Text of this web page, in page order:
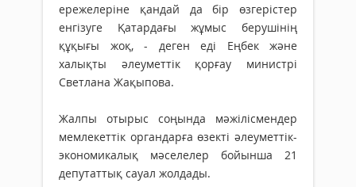
ережелеріне қандай да бір өзгерістер
енгізуге Қатардағы жұмыс берушінің
құқығы жоқ, - деген еді Еңбек және
халықты әлеуметтік қорғау министрі
Светлана Жақыпова.
Жалпы отырыс соңында мәжілісмендер
мемлекеттік органдарға өзекті әлеуметтік-
экономикалық мәселелер бойынша 21
депутаттық сауал жолдады.